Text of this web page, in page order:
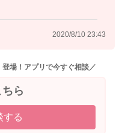
2020/8/10 23:43
場！アプリで今すぐ相談／
ら
する